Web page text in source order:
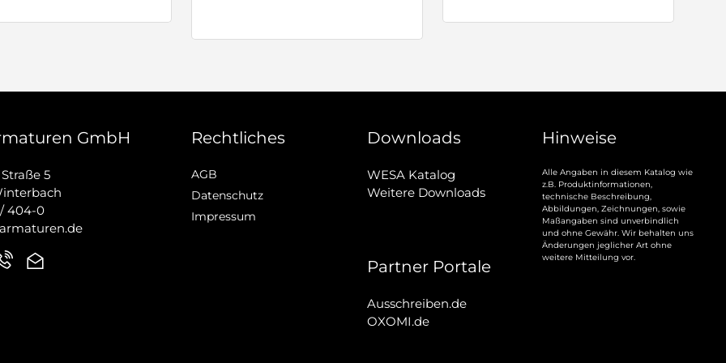
GmbH
5
/ 404-0
Rechtliches
AGB
Datenschutz
Impressum
Downloads
WESA Katalog
Weitere Downloads
Partner Portale
Ausschreiben.de
OXOMI.de
Hinweise
Alle Angaben in diesem Katalog wie
z.B. Produktinformationen,
technische Beschreibung,
Abbildungen, Zeichnungen, sowie
Maßangaben sind unverbindlich
und ohne Gewähr. Wir behalten uns
Änderungen jeglicher Art ohne
weitere Mitteilung vor.